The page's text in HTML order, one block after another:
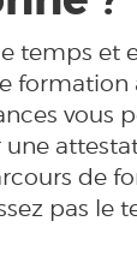
temps et
vous
une
de
pas le